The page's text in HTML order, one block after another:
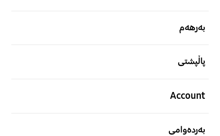
بەرهەم
پاڵپشتی
Account
بەردەوامی